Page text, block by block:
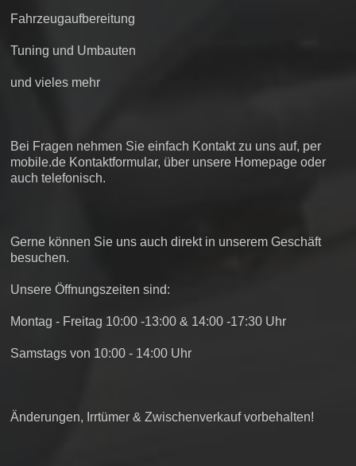
Fahrzeugaufbereitung
Tuning und Umbauten
und vieles mehr
Bei Fragen nehmen Sie einfach Kontakt zu uns auf, per
mobile.de Kontaktformular, über unsere Homepage oder
auch telefonisch.
Gerne können Sie uns auch direkt in unserem Geschäft
besuchen.
Unsere Öffnungszeiten sind:
Montag - Freitag 10:00 -13:00 & 14:00 -17:30 Uhr
Samstags von 10:00 - 14:00 Uhr
Änderungen, Irrtümer & Zwischenverkauf vorbehalten!